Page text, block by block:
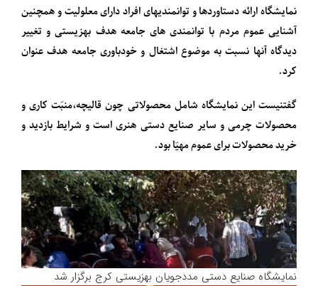
نمایشگاه ارائه دستاوردها و توانمندیهای افراد دارای معلولیت و همچنین
آشنایی عموم مردم با توانمندی های جامعه هدف بهزیستی و تغییر
دیدگاه آنها نسبت به موضوع اشتغال و خودباوری جامعه هدف عنوان
کرد.
گفتنیست این نمایشگاه شامل محصولاتی چون قالیچه،منبّت کاری و
محصولات چرمی و سایر صنایع دستی هنری است و شرایط بازدید و
خرید محصولات برای عموم مهیّا بود.
نمایشگاه صنایع دستی مددجویان بهزیستی کرج برگزار شد